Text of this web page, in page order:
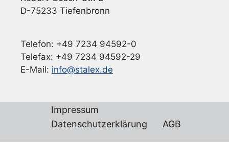
D-75233 Tiefenbronn
Telefon: +49 7234 94592-0
Telefax: +49 7234 94592-29
E-Mail: info@stalex.de
Impressum
Datenschutzerklärung
AGB